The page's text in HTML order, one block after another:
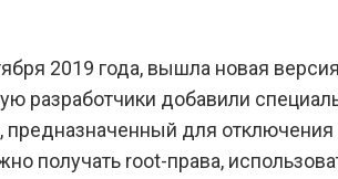
2019 года, вышла новая
разработчики добавили
предназначенный для
получать root-права,